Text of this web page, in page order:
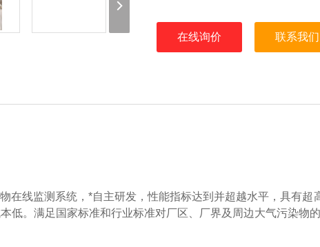
在线询价 联系我们
线监测系统，*自主研发，性能指标达到并超越水平，具有超
低。满足国家标准和行业标准对厂区、厂界及周边大气污染物的